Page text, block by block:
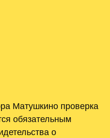
Матушкино проверка
обязательным
о